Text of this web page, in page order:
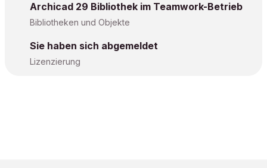
Archicad 29 Bibliothek im Teamwork-Betrieb
Bibliotheken und Objekte
Sie haben sich abgemeldet
Lizenzierung